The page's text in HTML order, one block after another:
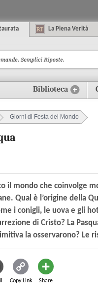
La Piena Verità
Biblioteca
Giorni di Festa del Mondo
il mondo che coinvolge
Qual è l’origine della
i conigli, le uova e gli
di Cristo? La
la osservarono? Le
Copy Link Share